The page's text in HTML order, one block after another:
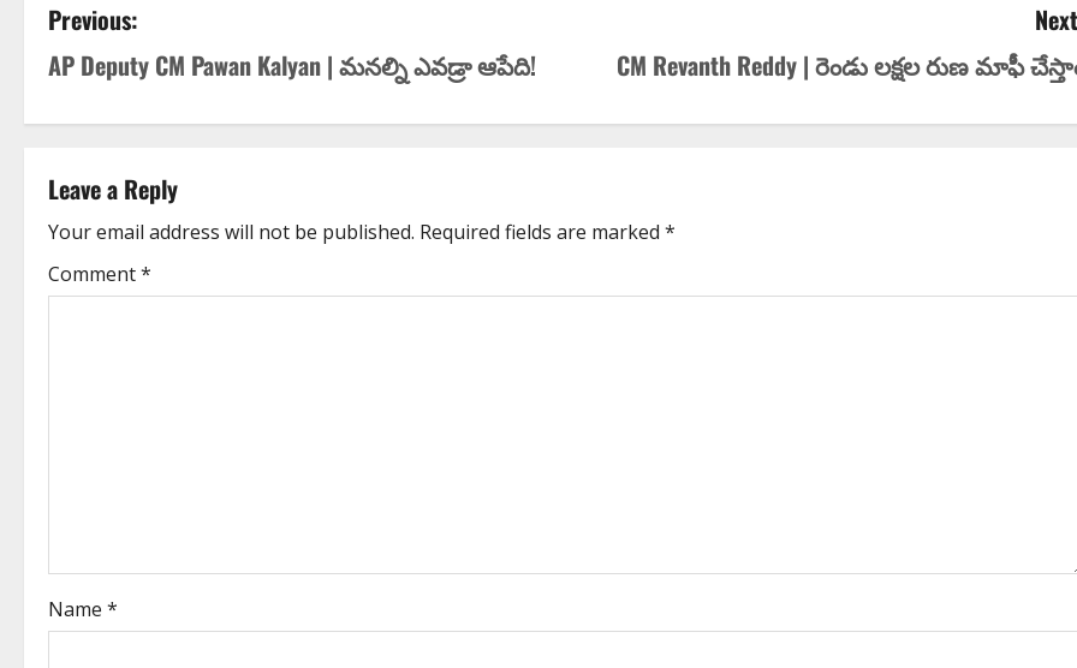
Previous:
AP Deputy CM Pawan Kalyan | మ‌న‌ల్ని ఎవ‌డ్రా ఆపేది!
CM Revanth Reddy | రెండు ల‌క్ష‌ల రుణ మాఫీ
Leave a Reply
Your email address will not be published. Required fields are marked *
Comment*
Name *